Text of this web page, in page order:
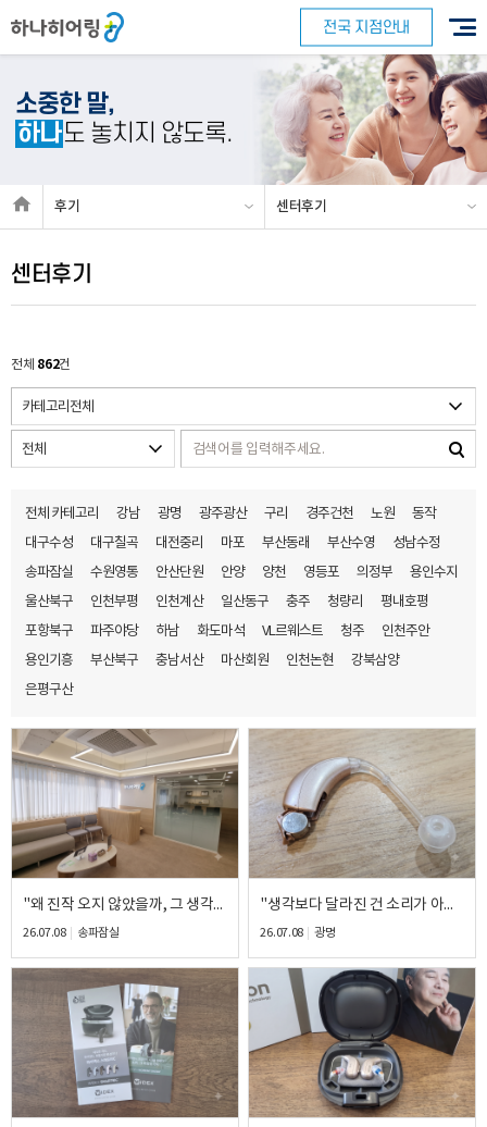
전국 지점안내
소중한 말,
하나도 놓치지 않도록.
후기 센터후기
센터후기
전체 862건
전체 카테고리 강남 광명 광주광산 구리 경주건천 노원
동작
대구수성
대구칠곡 대전중리 마포 부산동래 부산수영
성남수정
송파잠실
수원영통 안산단원 안양 양천 영등포 의정부
용인수지
울산북구
인천부평 인천계산 일산동구 충주 청량리
평내호평
포항북구
파주야당 하남 화도마석 VL르웨스트 청주
인천주안
용인기흥
부산북구 충남서산 마산회원 인천논현
강북삼양
은평구산
"왜 진작 오지 않았을까, 그 생각부터 들었습니다." 40대 남성 고객님의 스타키 이볼브 AI RIC 피팅 후기
26.07.08 송파잠실
"생각보다 달라진 건 소리가 아니라 대화였습니다." 50대 남성 고객님의 시그니아 모션 C&G BTE 피팅 후기
26.07.08 광명
바로 예약하기
이름